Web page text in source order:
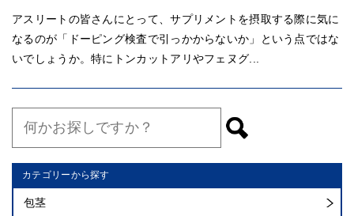
アスリートの皆さんにとって、サプリメントを摂取する際に気に
なるのが「ドーピング検査で引っかからないか」という点ではな
いでしょうか。特にトンカットアリやフェヌグ...
カテゴリーから探す
包茎